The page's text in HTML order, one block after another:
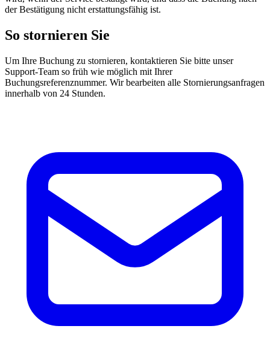
der Bestätigung nicht erstattungsfähig ist.
So stornieren Sie
Um Ihre Buchung zu stornieren, kontaktieren Sie bitte unser
Support-Team so früh wie möglich mit Ihrer
Buchungsreferenznummer. Wir bearbeiten alle Stornierungsanfragen
innerhalb von 24 Stunden.